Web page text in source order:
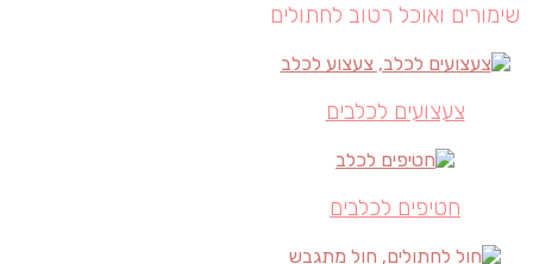
שימורים ואוכל רטוב לחתולים
צעצועים לכלבים
חטיפים לכלבים